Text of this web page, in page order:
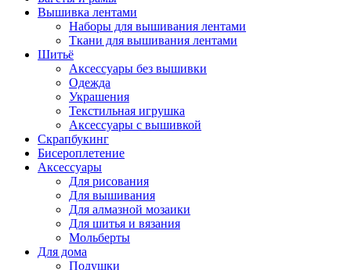
Вышивка лентами
Наборы для вышивания лентами
Ткани для вышивания лентами
Шитьё
Аксессуары без вышивки
Одежда
Украшения
Текстильная игрушка
Аксессуары с вышивкой
Скрапбукинг
Бисероплетение
Аксессуары
Для рисования
Для вышивания
Для алмазной мозаики
Для шитья и вязания
Мольберты
Для дома
Подушки